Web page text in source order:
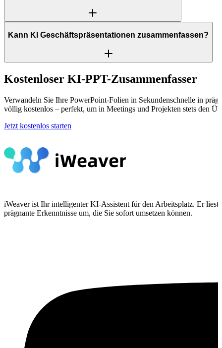
Kann KI Geschäftspräsentationen zusammenfassen?
Kostenloser KI-PPT-Zusammenfasser
Verwandeln Sie Ihre PowerPoint-Folien in Sekundenschnelle in
völlig kostenlos – perfekt, um in Meetings und Projekten stets den
Jetzt kostenlos starten
iWeaver ist Ihr intelligenter KI-Assistent für den Arbeitsplatz. Er
prägnante Erkenntnisse um, die Sie sofort umsetzen können.